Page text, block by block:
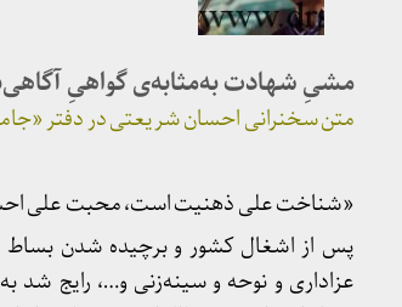
مشیِ شهادت به‌مثابه‌ی گواهیِ
متن سخنرانی احسان شریعتی در دفتر
«شناخت علی ذهنیت است، محبت علی
پس از اشغال کشور و برچیده شدن بساط